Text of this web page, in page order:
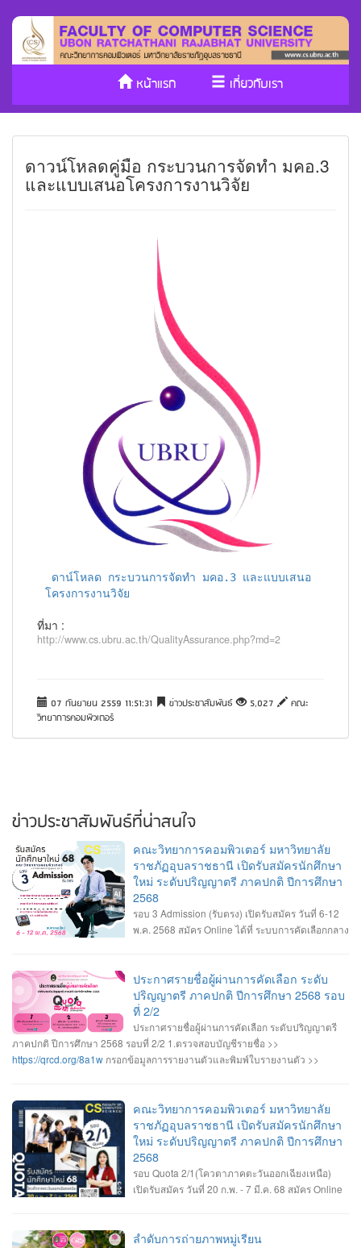
หน้าแรก
เกี่ยวกับเรา
ประกันคุณภาพ
วารสาร Cs
ดาวน์โหลดคู่มือ กระบวนการจัดทำ มคอ.3
และแบบเสนอโครงการงานวิจัย
ดาน์โหลด กระบวนการจัดทำ มคอ.3 และแบบเสนอ
โครงการงานวิจัย
ที่มา :
http://www.cs.ubru.ac.th/QualityAssurance.php?md=2
07 กันยายน 2559 11:51:31 ข่าวประชาสัมพันธ์ 5,027
คณะ
วิทยาการคอมพิวเตอร์
ข่าวประชาสัมพันธ์ที่น่าสนใจ
คณะวิทยาการคอมพิวเตอร์ มหาวิทยาลัย
ราชภัฏอุบลราชธานี เปิดรับสมัครนักศึกษา
ใหม่ ระดับปริญญาตรี ภาคปกติ ปีการศึกษา
2568
รอบ 3 Admission (รับตรง) เปิดรับสมัคร วันที่ 6-12
พ.ค. 2568 สมัคร Online ได้ที่ ระบบการคัดเลือกกลาง
ซอฟต์แวร์ • หลักสูตรเทคโนโลยีมีลติมีเดียและแอนิเมชัน • รายละเอียดสาขาวิชา
เกณฑ์คุณสมบัติของสาขาวิชา และรายละเอียดการรับสมัคร ------------------- •
สอบถามข้อมูลเพิ่มเติม งานรับเข้าศึกษา ฯ อาคารเรียนและปฏิบัติการ ชั้น 2 045-
352-000 ต่อ 2143 , 2147 หรือ 2144 #เปิดรับสมัครนักศึกษาใหม่ #ระดับปริญญา
ตรี2568 #Dek68 #UBRU #คณะวิทยาการคอมพิวเตอร์ #มหาวิทยาลัยราชภัฏ
อุบลราชธานี
ประกาศรายชื่อผู้ผ่านการคัดเลือก ระดับ
ปริญญาตรี ภาคปกติ ปีการศึกษา 2568 รอบ
ที่ 2/2
ประกาศรายชื่อผู้ผ่านการคัดเลือก ระดับปริญญาตรี
ภาคปกติ ปีการศึกษา 2568 รอบที่ 2/2 1.ตรวจสอบบัญชีรายชื่อ >>
https://qrcd.org/8a1w กรอกข้อมูลการรายงานตัวและพิมพ์ใบรายงานตัว >>
กรณีสาขาวิชาที่มีรายชื่อสำรอง ถ้าผู้ผ่านการคัดเลือกไม่มารายงานตัวตามเวลาที่
กำหนด ถือว่าสละสิทธิ์ มหาวิทยาลัยจะเรียกสำรองตามบัญชีรายชื่อทันที 3.ผู้ที่มีราย
ชื่อรายงานตัว ลงทะเบียนเข้าใช้งานระบบการคัดเลือกกลางบุคคลเข้าศึกษาใน
สถาบันอุดมศึกษา (TCAS68) เพื่อรอเข้ายื่นยันสิทธิ์เข้าศึกษา
>>https://www.mytcas.com/
4. ผู้รายงานตัวเข้ายืนยันสิทธิ์เข้าศึกษา ในระบบการ
คัดเลือกกลางบุคคลเข้าศึกษาในสถาบันอุดมศึกษา (TCAS68)
ศึกษา(เปิดเทอม) ในช่วงเดือนมิถุนายน 2568
คณะวิทยาการคอมพิวเตอร์ มหาวิทยาลัย
ราชภัฏอุบลราชธานี เปิดรับสมัครนักศึกษา
ใหม่ ระดับปริญญาตรี ภาคปกติ ปีการศึกษา
2568
รอบ Quota 2/1(โควตาภาคตะวันออกเฉียงเหนือ)
เปิดรับสมัคร วันที่ 20 ก.พ. - 7 มี.ค. 68 สมัคร Online
หลักสูตรวิศวกรรมซอฟต์แวร์ หลักสูตรเทคโนโลยีมีลติมีเดียและแอนิเมชัน ราย
ลำดับการถ่ายภาพหมู่เรียน